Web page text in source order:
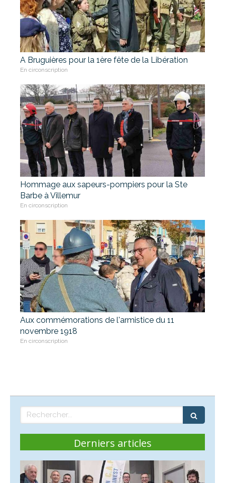
A Bruguières pour la 1ère fête de la Libération
En circonscription
Hommage aux sapeurs-pompiers pour la Ste
Barbe à Villemur
En circonscription
Aux commémorations de l'armistice du 11
novembre 1918
En circonscription
Rechercher
Derniers articles